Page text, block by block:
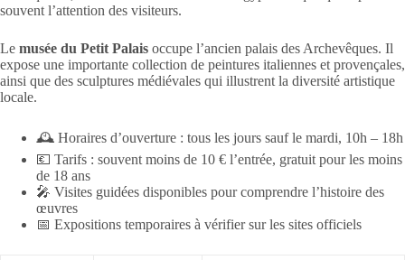
souvent l’attention des visiteurs.
Le musée du Petit Palais occupe l’ancien palais des Archevêques. Il
expose une importante collection de peintures italiennes et provençales,
ainsi que des sculptures médiévales qui illustrent la diversité artistique
locale.
🕰 Horaires d’ouverture : tous les jours sauf le mardi, 10h – 18h
💶 Tarifs : souvent moins de 10 € l’entrée, gratuit pour les moins
de 18 ans
🎤 Visites guidées disponibles pour comprendre l’histoire des
œuvres
📅 Expositions temporaires à vérifier sur les sites officiels